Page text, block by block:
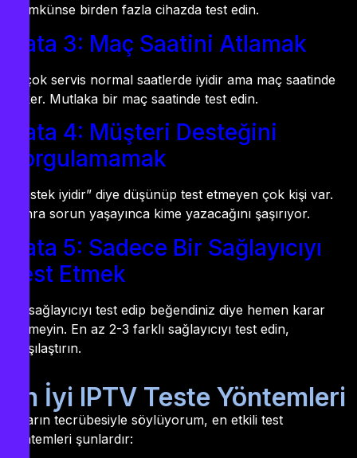
Mümkünse birden fazla cihazda test edin.
Hata 3: Maç Saatini Atlamak
Birçok servis normal saatlerde iyidir ama maç saatinde
çöker. Mutlaka bir maç saatinde test edin.
Hata 4: Müşteri Desteğini
Sorgulamamak
“Destek iyidir” diye düşünüp test etmeyen çok kişi var.
Sonra sorun yaşayınca kime yazacağını şaşırıyor.
Hata 5: Sadece Bir Sağlayıcıyı
Test Etmek
Bir sağlayıcıyı test edip beğendiniz diye hemen karar
vermeyin. En az 2-3 farklı sağlayıcıyı test edin,
karşılaştırın.
En İyi IPTV Teste Yöntemleri
Yılların tecrübesiyle söylüyorum, en etkili test
yöntemleri şunlardır: